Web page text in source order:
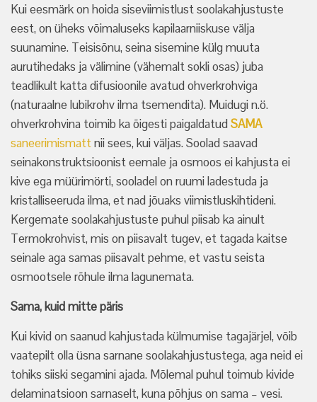
Kui eesmärk on hoida siseviimistlust soolakahjustuste
eest, on üheks võimaluseks kapilaarniiskuse välja
suunamine. Teisisõnu, seina sisemine külg muuta
aurutihedaks ja välimine (vähemalt sokli osas) juba
teadlikult katta difusioonile avatud ohverkrohviga
(naturaalne lubikrohv ilma tsemendita). Muidugi n.ö.
ohverkrohvina toimib ka õigesti paigaldatud SAMA
saneerimismattnii sees, kui väljas. Soolad saavad
seinakonstruktsioonist eemale ja osmoos ei kahjusta ei
kive ega müürimörti, sooladel on ruumi ladestuda ja
kristalliseeruda ilma, et nad jõuaks viimistluskihtideni.
Kergemate soolakahjustuste puhul piisab ka ainult
Termokrohvist, mis on piisavalt tugev, et tagada kaitse
seinale aga samas piisavalt pehme, et vastu seista
osmootsele rõhule ilma lagunemata.
Sama, kuid mitte päris
Kui kivid on saanud kahjustada külmumise tagajärjel, võib
vaatepilt olla üsna sarnane soolakahjustustega, aga neid ei
tohiks siiski segamini ajada. Mõlemal puhul toimub kivide
delaminatsioon sarnaselt, kuna põhjus on sama – vesi.